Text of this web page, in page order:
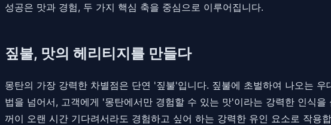
성공은 맛과 경험, 두 가지 핵심 축을 중심으로 이루어집니다.
짚불, 맛의 헤리티지를 만들다
몽탄의 가장 강력한 차별점은 단연 '짚불'입니다. 짚불에 초벌하여 나오는
법을 넘어서, 고객에게 '몽탄에서만 경험할 수 있는 맛'이라는 강력한 인식
꺼이 오랜 시간 기다려서라도 경험하고 싶어 하는 강력한 유인 요소로 작용